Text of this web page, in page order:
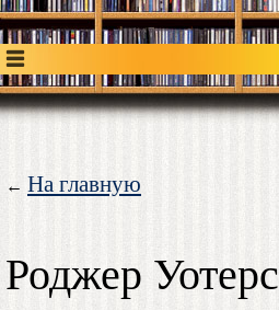
← На главную
Роджер Уотерс